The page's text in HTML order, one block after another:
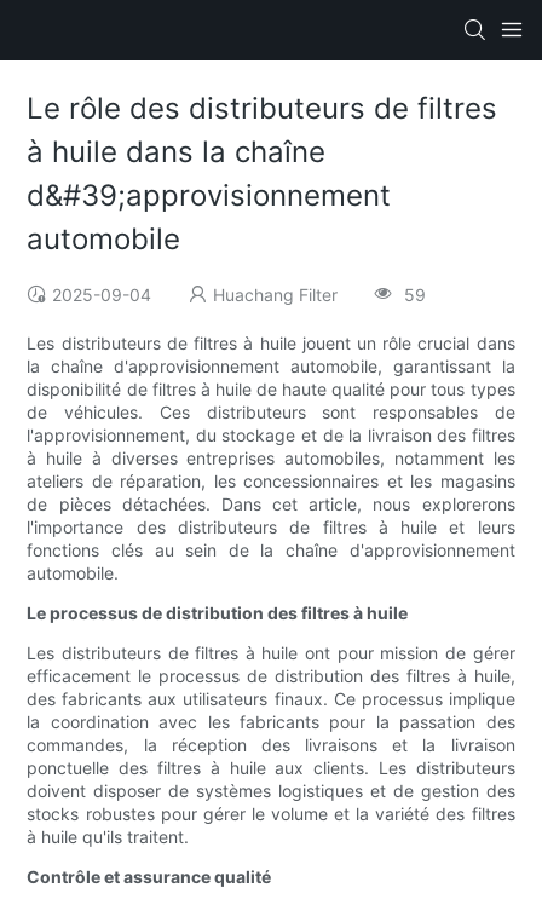
Le rôle des distributeurs de filtres
à huile dans la chaîne
d&#39;approvisionnement
automobile
2025-09-04 Huachang Filter 59
Les distributeurs de filtres à huile jouent un rôle crucial dans
la chaîne d'approvisionnement automobile, garantissant la
disponibilité de filtres à huile de haute qualité pour tous types
de véhicules. Ces distributeurs sont responsables de
l'approvisionnement, du stockage et de la livraison des filtres
à huile à diverses entreprises automobiles, notamment les
ateliers de réparation, les concessionnaires et les magasins
de pièces détachées. Dans cet article, nous explorerons
l'importance des distributeurs de filtres à huile et leurs
fonctions clés au sein de la chaîne d'approvisionnement
automobile.
Le processus de distribution des filtres à huile
Les distributeurs de filtres à huile ont pour mission de gérer
efficacement le processus de distribution des filtres à huile,
des fabricants aux utilisateurs finaux. Ce processus implique
la coordination avec les fabricants pour la passation des
commandes, la réception des livraisons et la livraison
ponctuelle des filtres à huile aux clients. Les distributeurs
doivent disposer de systèmes logistiques et de gestion des
stocks robustes pour gérer le volume et la variété des filtres
à huile qu'ils traitent.
Contrôle et assurance qualité